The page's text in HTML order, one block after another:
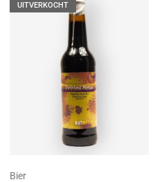
UITVERKOCHT
Bier